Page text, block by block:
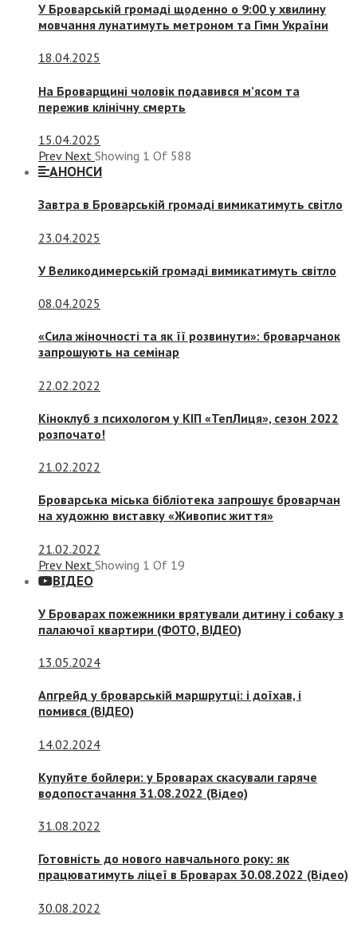
У Броварській громаді щоденно о 9:00 у хвилину
мовчання лунатимуть метроном та Гімн України
18.04.2025
На Броварщині чоловік подавився м’ясом та
пережив клінічну смерть
15.04.2025
Prev Next Showing 1 Of 588
АНОНСИ
Завтра в Броварській громаді вимикатимуть світло
23.04.2025
У Великодимерській громаді вимикатимуть світло
08.04.2025
«Сила жіночності та як її розвинути»: броварчанок
запрошують на семінар
22.02.2022
Кіноклуб з психологом у КІП «ТепЛиця», сезон 2022
розпочато!
21.02.2022
Броварська міська бібліотека запрошує броварчан
на художню виставку «Живопис життя»
21.02.2022
Prev Next Showing 1 Of 19
ВІДЕО
У Броварах пожежники врятували дитину і собаку з
палаючої квартири (ФОТО, ВІДЕО)
13.05.2024
Апгрейд у броварській маршрутці: і доїхав, і
помився (ВІДЕО)
14.02.2024
Купуйте бойлери: у Броварах скасували гаряче
водопостачання 31.08.2022 (Відео)
31.08.2022
Готовність до нового навчального року: як
працюватимуть ліцеї в Броварах 30.08.2022 (Відео)
30.08.2022